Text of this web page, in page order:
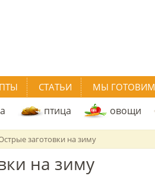
СТАТЬИ МЫ ГОТОВИМ
птица овощи
заготовки на зиму
на зиму